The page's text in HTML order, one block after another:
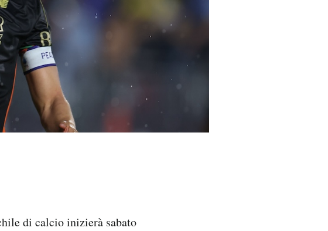
di calcio inizierà sabato